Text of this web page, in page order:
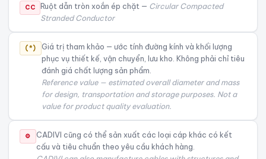
CC Ruột dẫn tròn xoắn ép chặt — Circular Compacted
Stranded Conductor
(*)
Giá trị tham khảo — ước tính đường kính và khối lượng
phục vụ thiết kế, vận chuyển, lưu kho. Không phải chỉ tiêu
đánh giá chất lượng sản phẩm.
Reference value — estimated overall diameter and mass
for design, transportation and storage purposes. Not a
value for product quality evaluation.
⚙
CADIVI cũng có thể sản xuất các loại cáp khác có kết
cấu và tiêu chuẩn theo yêu cầu khách hàng.